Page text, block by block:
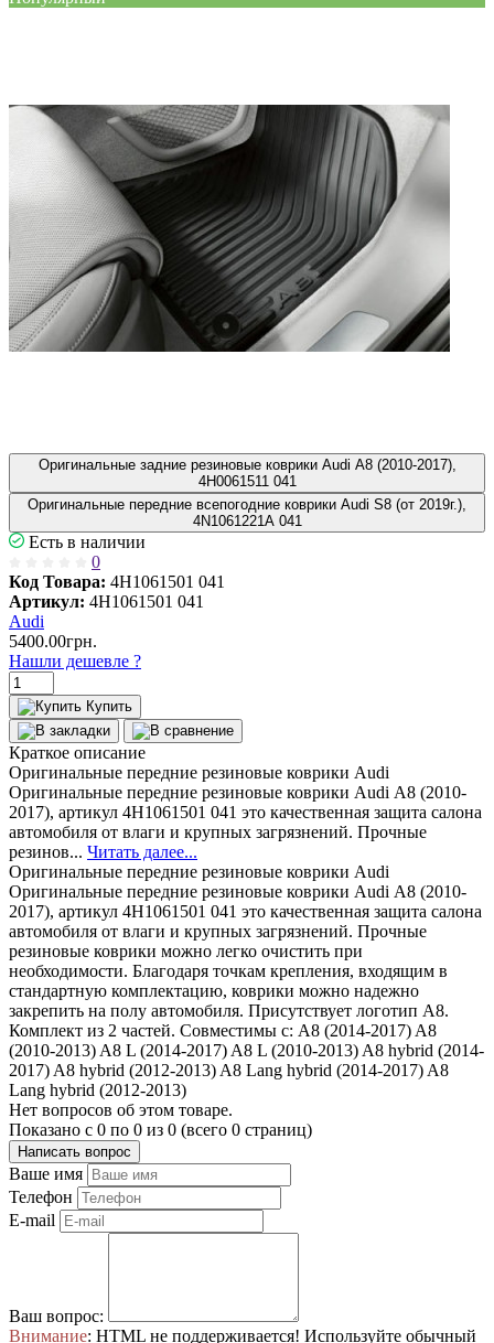
Оригинальные задние резиновые коврики Audi A8 (2010-2017),
4H0061511 041
Оригинальные передние всепогодние коврики Audi S8 (от 2019г.),
4N1061221A 041
Есть в наличии
0
Код Товара: 4H1061501 041
Артикул: 4H1061501 041
Audi
5400.00грн.
Нашли дешевле ?
Купить
Краткое описание
Оригинальные передние резиновые коврики Audi
Оригинальные передние резиновые коврики Audi А8 (2010-
2017), артикул 4H1061501 041 это качественная защита салона
автомобиля от влаги и крупных загрязнений. Прочные
резинов... Читать далее...
Оригинальные передние резиновые коврики Audi
Оригинальные передние резиновые коврики Audi А8 (2010-
2017), артикул 4H1061501 041 это качественная защита салона
автомобиля от влаги и крупных загрязнений. Прочные
резиновые коврики можно легко очистить при
необходимости. Благодаря точкам крепления, входящим в
стандартную комплектацию, коврики можно надежно
закрепить на полу автомобиля. Присутствует логотип A8.
Комплект из 2 частей. Совместимы с: A8 (2014-2017) A8
(2010-2013) A8 L (2014-2017) A8 L (2010-2013) A8 hybrid (2014-
2017) A8 hybrid (2012-2013) A8 Lang hybrid (2014-2017) A8
Lang hybrid (2012-2013)
Нет вопросов об этом товаре.
Показано с 0 по 0 из 0 (всего 0 страниц)
Написать вопрос
Ваше имя
Телефон
E-mail
Ваш вопрос:
Внимание: HTML не поддерживается! Используйте обычный